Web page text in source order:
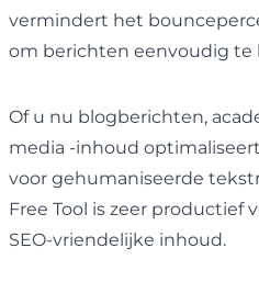
vermindert het
om berichten eenvoudig te
Of u nu blogberichten,
media -inhoud
voor gehumaniseerde
Free Tool is zeer productief
SEO-vriendelijke inhoud.